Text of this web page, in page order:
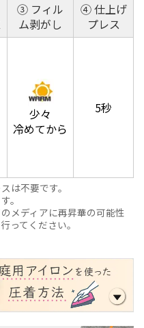
③ フィル
ム剥がし
④ 仕上げ
プレス
少々
冷めてから
5秒
は不要です。
。
メディアに再昇華の可能性
ってください。